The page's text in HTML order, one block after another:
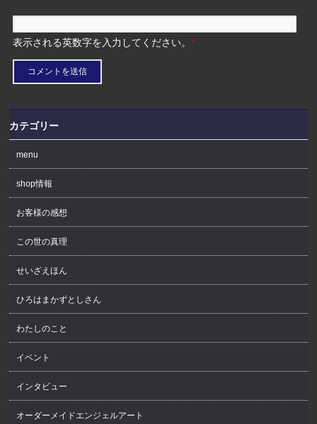
表示される英数字を入力してください。*
カテゴリー
menu
shop情報
お客様の感想
この世の真理
せいざえほん
ひろはまかずとしさん
わたしのこと
イベント
インタビュー
オーダーメイドエンジェルアート